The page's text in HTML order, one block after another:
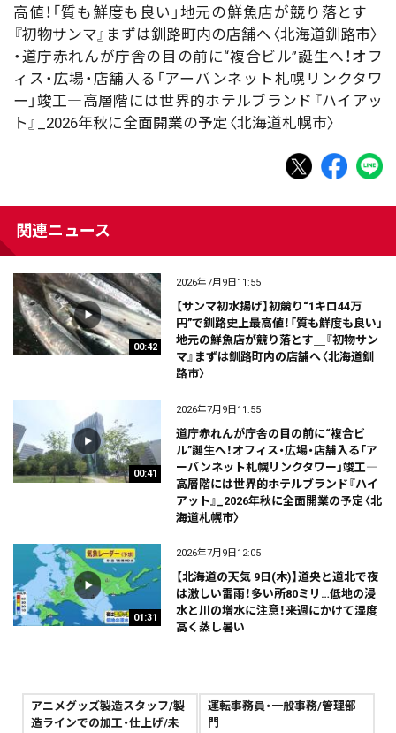
高値！「質も鮮度も良い」地元の鮮魚店が競り落とす＿
『初物サンマ』まずは釧路町内の店舗へ〈北海道釧路市〉
・道庁赤れんが庁舎の目の前に“複合ビル”誕生へ！オフ
ィス・広場・店舗入る「アーバンネット札幌リンクタワ
ー」竣工―高層階には世界的ホテルブランド『ハイアッ
ト』_2026年秋に全面開業の予定〈北海道札幌市〉
関連ニュース
00:42
2026年7月9日11:55
【サンマ初水揚げ】初競り“1キロ44万
円”で釧路史上最高値！「質も鮮度も良い」
地元の鮮魚店が競り落とす＿『初物サン
マ』まずは釧路町内の店舗へ〈北海道釧
路市〉
00:41
2026年7月9日11:55
道庁赤れんが庁舎の目の前に“複合ビ
ル”誕生へ！オフィス・広場・店舗入る「ア
ーバンネット札幌リンクタワー」竣工―
高層階には世界的ホテルブランド『ハイ
アット』_2026年秋に全面開業の予定〈北
海道札幌市〉
01:31
2026年7月9日12:05
【北海道の天気 9日(木)】道央と道北で夜
は激しい雷雨！多い所80ミリ…低地の浸
水と川の増水に注意！来週にかけて湿度
高く蒸し暑い
アニメグッズ製造スタッフ/製
造ラインでの加工・仕上げ/未
運転事務員・一般事務/管理部
門